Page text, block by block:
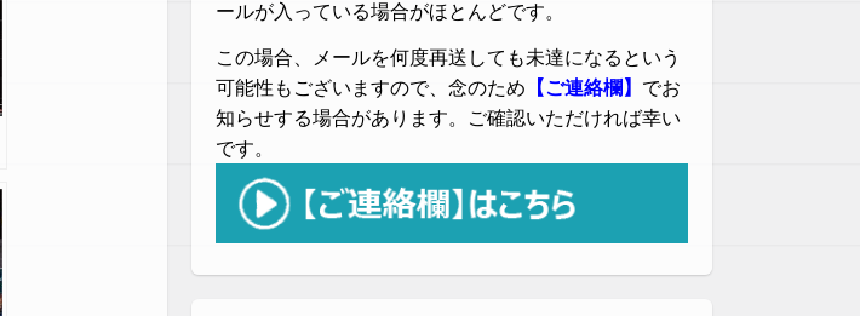
ールが入っている場合がほとんどです。
この場合、メールを何度再送しても未達になるという
可能性もございますので、念のため 【ご連絡欄】 でお
知らせする場合があります。ご確認いただければ幸い
です。